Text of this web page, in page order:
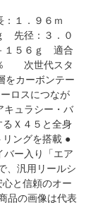
：１．９６ｍ
先径：３．０
１５６ｇ 適合
％ 次世代スタ
をカーボンテー
ロスにつなが
キュラシー・バ
Ｘ４５と全身
ングを搭載 ●
バー入り「エア
、汎用リールシ
と信頼のオー
品の画像は代表